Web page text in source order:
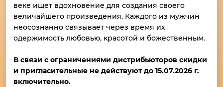
веке ищет вдохновение для создания своего
величайшего произведения. Каждого из мужчин
неосознанно связывает через время их
одержимость любовью, красотой и божественным.
В связи с ограничениями дистрибьюторов скидки
и пригласительные не действуют до 15.07.2026 г.
включительно.